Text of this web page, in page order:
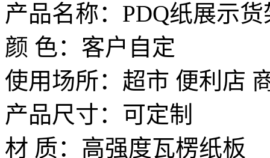
产品名称：PDQ纸展示
颜 色：客户自定
使用场所：超市 便利店
产品尺寸：可定制
材 质：高强度瓦楞纸板